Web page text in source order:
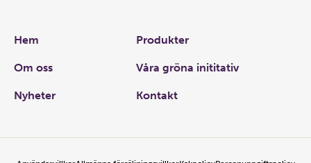
Links
Hem Produkter
Om oss Våra gröna inititativ
Nyheter Kontakt